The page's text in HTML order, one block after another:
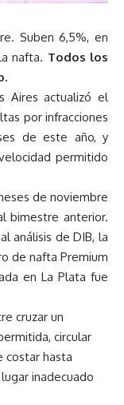
Suben 6,5%, en
nafta. Todos los
Aires actualizó el
por infracciones
de este año, y
permitido
de noviembre
bimestre anterior.
análisis de DIB, la
de nafta Premium
en La Plata fue
cruzar un
circular
costar hasta
inadecuado